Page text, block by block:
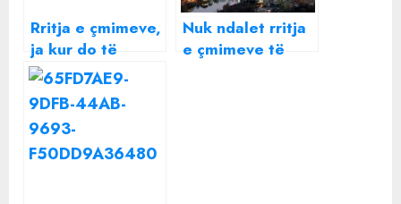
Rritja e çmimeve,
ja kur do të
stabilizohet
situata sipas
Bankës së
Shqipërisë
Nuk ndalet rritja
e çmimeve të